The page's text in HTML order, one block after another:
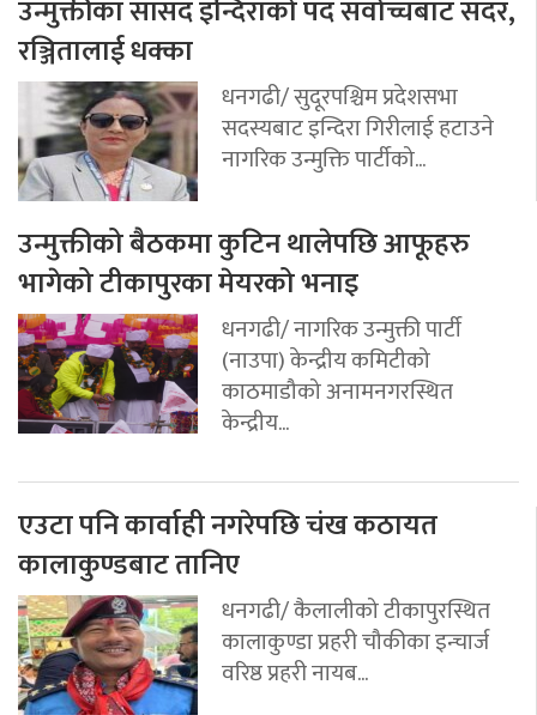
उन्मुक्तीका सांसद इन्दिराको पद सर्वोच्चबाट सदर,
रञ्जितालाई धक्का
धनगढी/ सुदूरपश्चिम प्रदेशसभा
सदस्यबाट इन्दिरा गिरीलाई हटाउने
नागरिक उन्मुक्ति पार्टीको...
उन्मुक्तीको बैठकमा कुटिन थालेपछि आफूहरु
भागेको टीकापुरका मेयरको भनाइ
धनगढी/ नागरिक उन्मुक्ती पार्टी
(नाउपा) केन्द्रीय कमिटीको
काठमाडौको अनामनगरस्थित
केन्द्रीय...
एउटा पनि कार्वाही नगरेपछि चंख कठायत
कालाकुण्डबाट तानिए
धनगढी/ कैलालीको टीकापुरस्थित
कालाकुण्डा प्रहरी चौकीका इन्चार्ज
वरिष्ठ प्रहरी नायब...